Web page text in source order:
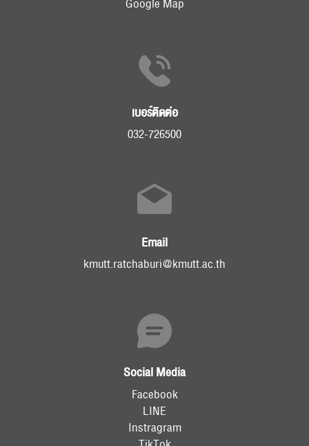
Google Map
เบอร์ติดต่อ
032-726500
Email
kmutt.ratchaburi@kmutt.ac.th
Social Media
Facebook
LINE
Instragram
ส่งข่าวประชาสัมพันธ์
ส่งข่าวประชาสัมพันธ์